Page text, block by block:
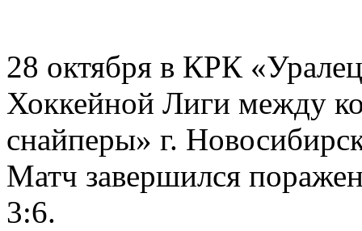
28 октября в КРК
Хоккейной Лиги между
снайперы» г.
Матч завершился
3:6.